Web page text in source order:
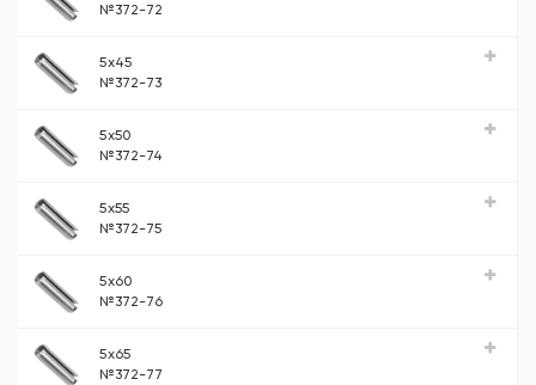
№372-72
5x45
№372-73
5x50
№372-74
5x55
№372-75
5x60
№372-76
5x65
№372-77